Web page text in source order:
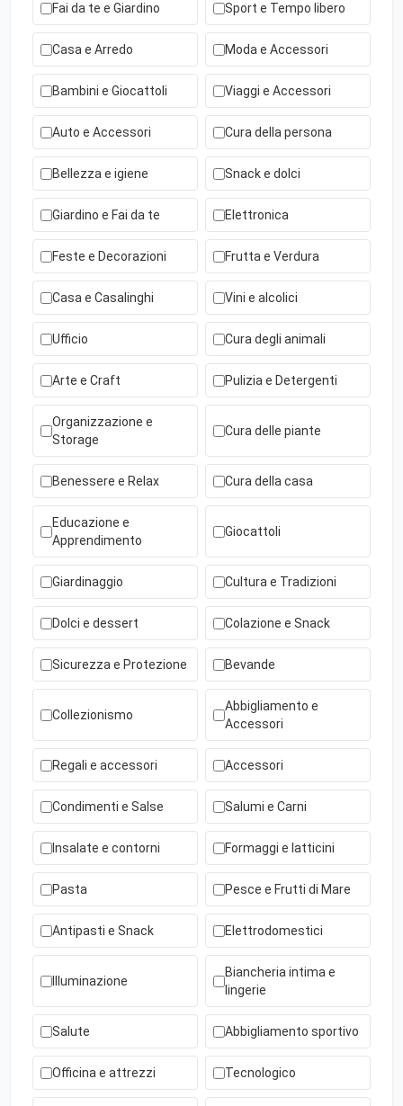
Fai da te e Giardino Sport e Tempo libero
Casa e Arredo Moda e Accessori
Bambini e Giocattoli Viaggi e Accessori
Auto e Accessori Cura della persona
Bellezza e igiene Snack e dolci
Giardino e Fai da te Elettronica
Feste e Decorazioni Frutta e Verdura
Casa e Casalinghi Vini e alcolici
Ufficio Cura degli animali
Arte e Craft Pulizia e Detergenti
Organizzazione e
Storage
Cura delle piante
Benessere e Relax Cura della casa
Educazione e
Apprendimento
Giocattoli
Giardinaggio Cultura e Tradizioni
Dolci e dessert Colazione e Snack
Sicurezza e Protezione Bevande
Collezionismo
Abbigliamento e
Accessori
Regali e accessori Accessori
Condimenti e Salse Salumi e Carni
Insalate e contorni Formaggi e latticini
Pasta Pesce e Frutti di Mare
Antipasti e Snack Elettrodomestici
Illuminazione
Biancheria intima e
lingerie
Salute Abbigliamento sportivo
Officina e attrezzi Tecnologico